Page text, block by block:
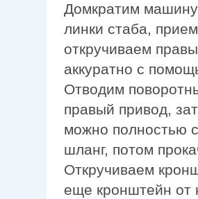
Домкратим
линки стаба,
откручиваем
аккуратно с
Отводим
правый привод,
можно полностью
шланг, потом
Откручиваем
еще кронштейн от